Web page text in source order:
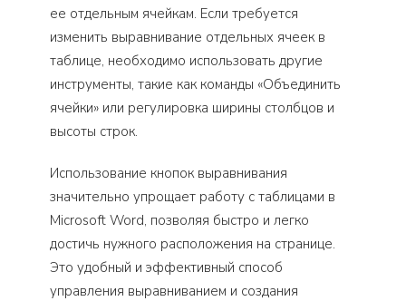
ее отдельным ячейкам. Если требуется
изменить выравнивание отдельных ячеек в
таблице, необходимо использовать другие
инструменты, такие как команды «Объединить
ячейки» или регулировка ширины столбцов и
высоты строк.
Использование кнопок выравнивания
значительно упрощает работу с таблицами в
Microsoft Word, позволяя быстро и легко
достичь нужного расположения на странице.
Это удобный и эффективный способ
управления выравниванием и создания